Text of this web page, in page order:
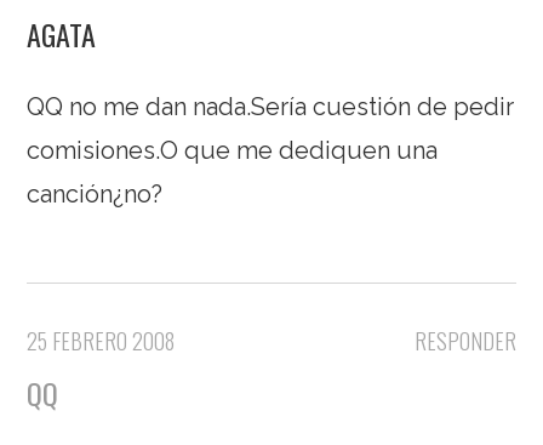
AGATA
QQ no me dan nada.Sería cuestión de pedir
comisiones.O que me dediquen una
canción¿no?
RESPONDER
25 FEBRERO 2008
QQ